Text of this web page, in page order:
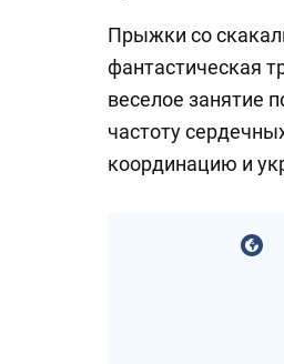
Прыжки со
фантастическая
веселое занятие
частоту
координацию и